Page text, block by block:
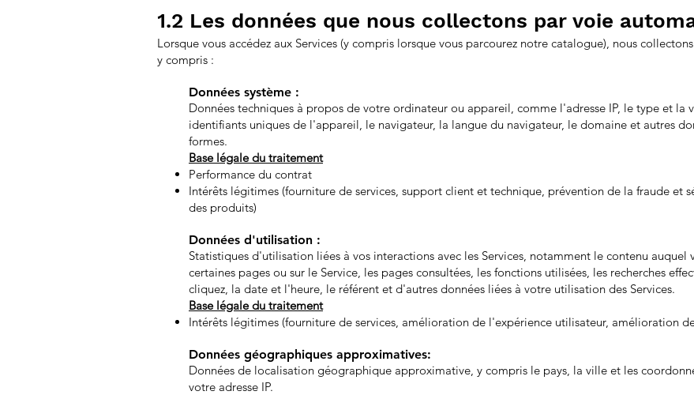
1.2 Les données que nous collectons par voie
Lorsque vous accédez aux Services (y compris lorsque vous parcourez notre catalogue), nous
y compris :
Données système :
Données techniques à propos de votre ordinateur ou appareil, comme l'adresse IP, le type et la
identifiants uniques de l'appareil, le navigateur, la langue du navigateur, le domaine et autres
formes.
Base légale du traitement
Performance du contrat
Intérêts légitimes (fourniture de services, support client et technique, prévention de la fraude et
des produits)
Données d'utilisation :
Statistiques d'utilisation liées à vos interactions avec les Services, notamment le contenu auquel
certaines pages ou sur le Service, les pages consultées, les fonctions utilisées, les recherches
cliquez, la date et l'heure, le référent et d'autres données liées à votre utilisation des Services.
Base légale du traitement
Intérêts légitimes (fourniture de services, amélioration de l'expérience utilisateur, amélioration
Données géographiques approximatives:
Données de localisation géographique approximative, y compris le pays, la ville et les
votre adresse IP.